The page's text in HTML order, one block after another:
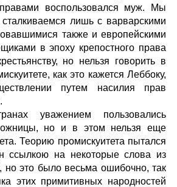
воспользовался муж. Мы
сталкиваемся лишь с варварскими
также и европейскими
в эпоху крепостного права
но нельзя говорить в
как это кажется Леббоку,
путем насилия прав
уважением пользовались
но и в этом нельзя еще
Теорию промискуитета пытался
ссылкою на некоторые слова из
но это было весьма ошибочно, так
этих примитивных народностей